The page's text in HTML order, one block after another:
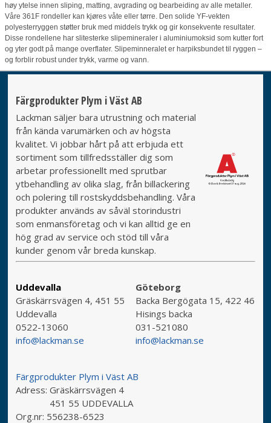
høy ytelse innen sliping, matting, avgrading og bearbeiding av alle metaller.
Våre 361F rondeller kan kjøres våte eller tørre. Den solide YF-vekten
polyesterryggen støtter bruk med middels trykk og gir konsekvente resultater.
Disse rondellene har slitesterke slipemineraler i aluminiumoksid som kutter fort
og yter godt på mange overflater. Slipeminneralet er harpiksbundet til ryggen –
og forblir robust under trykk, varme og vann.
Färgprodukter Plym i Väst AB
Lackman säljer bara utrustning och material
från kända varumärken och av högsta
kvalitet. Vi jobbar hårt på att erbjuda ett
sortiment som tillfredsställer dig som
arbetar professionellt med sprutbar
ytbehandling av olika slag, från billackering
och polering till rostskyddsbehandling. Våra
produkter används av såväl storindustri
som enmansföretag och vi kan alltid ge en
hög grad av service och stöd till våra
kunder genom vår breda kunskap.
Uddevalla
Gräskärrsvägen 4, 451 55
Uddevalla
0522-13060
info@lackman.se
Göteborg
Backa Bergögata 15, 422 46
Hisings backa
031-521080
info@lackman.se
Färgprodukter Plym i Väst AB
Adress: Gräskärrsvägen 4
451 55 UDDEVALLA
Org.nr: 556238-6523